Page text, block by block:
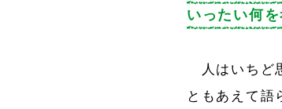
いったい何
人はいちど
ともあえて語